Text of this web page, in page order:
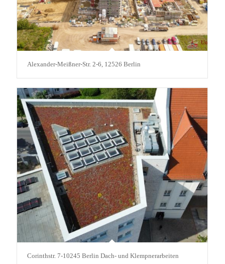
Alexander-Meißner-Str. 2-6, 12526 Berlin
Corinthstr. 7-10245 Berlin Dach- und Klempnerarbeiten